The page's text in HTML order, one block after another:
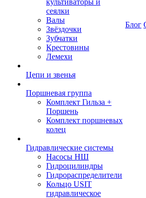
культиваторы и
сеялки
Валы
Звёздочки
Зубчатки
Крестовины
Лемехи
Цепи и звенья
Поршневая группа
Комплект Гильза +
Поршень
Комплект поршневых
колец
Гидравлические системы
Насосы НШ
Гидроцилиндры
Гидрораспределители
Кольцо USIT
гидравлическое
Блог